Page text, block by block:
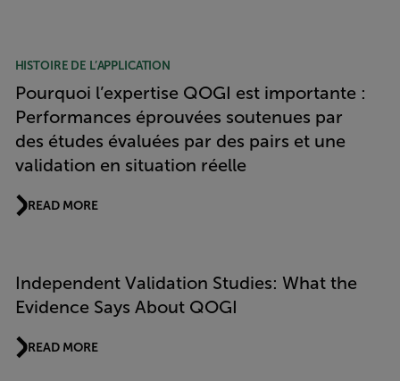
HISTOIRE DE L’APPLICATION
Pourquoi l’expertise QOGI est importante :
Performances éprouvées soutenues par
des études évaluées par des pairs et une
validation en situation réelle
READ MORE
Independent Validation Studies: What the
Evidence Says About QOGI
READ MORE